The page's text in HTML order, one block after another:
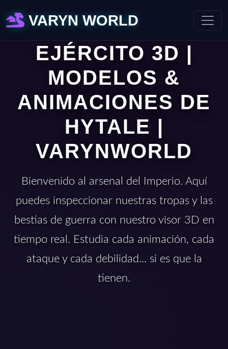
VARYN WORLD
EJÉRCITO 3D |
MODELOS &
ANIMACIONES DE
HYTALE |
VARYNWORLD
Bienvenido al arsenal del Imperio. Aquí
puedes inspeccionar nuestras tropas y las
bestias de guerra con nuestro visor 3D en
tiempo real. Estudia cada animación, cada
ataque y cada debilidad... si es que la
tienen.